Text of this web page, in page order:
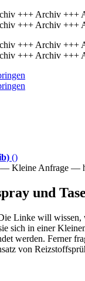
+++ Archiv
+++ Archiv
+++ Archiv
+++ Archiv
()
— Kleine Anfrage —
und
Linke will wissen,
sich in einer
werden. Ferner
von